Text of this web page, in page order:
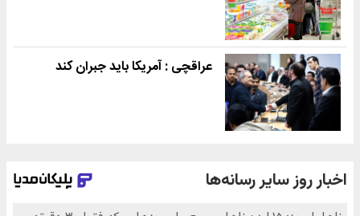
عراقچی : آمریکا باید جبران کند